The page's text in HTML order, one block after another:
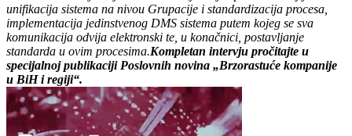
unifikacija sistema na nivou Grupacije i standardizacija procesa,
implementacija jedinstvenog DMS sistema putem kojeg se sva
komunikacija odvija elektronski te, u konačnici, postavljanje
standarda u ovim procesima.Kompletan intervju pročitajte u
specijalnoj publikaciji Poslovnih novina „Brzorastuće kompanije
u BiH i regiji“.